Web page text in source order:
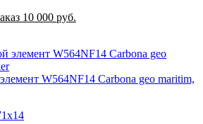
10 000 руб.
W564NF14 Carbona geo maritim,